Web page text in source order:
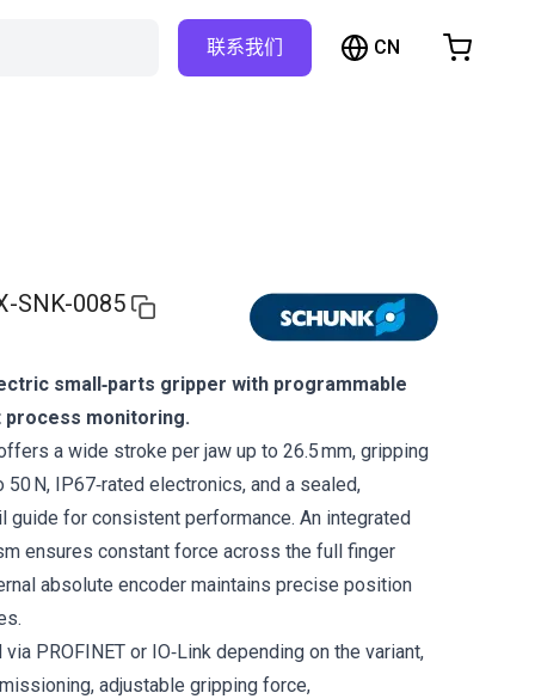
联系我们 CN
SNK-0085
small‑parts gripper with programmable
process monitoring.
a wide stroke per jaw up to 26.5 mm, gripping
N, IP67‑rated electronics, and a sealed,
guide for consistent performance. An integrated
ensures constant force across the full finger
absolute encoder maintains precise position
PROFINET or IO‑Link depending on the variant,
adjustable gripping force,